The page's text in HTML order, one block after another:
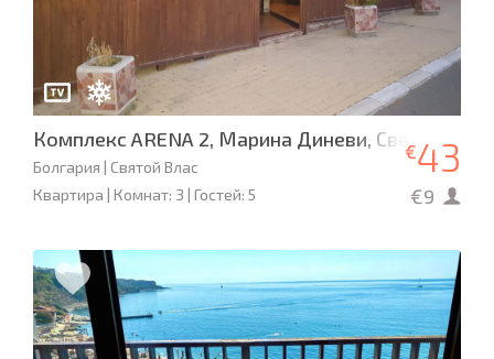
Комплекс ARENA 2, Марина Диневи, Свети Влас
Болгария | Святой Влас
Квартира | Комнат: 3 | Гостей: 5
€43
€9